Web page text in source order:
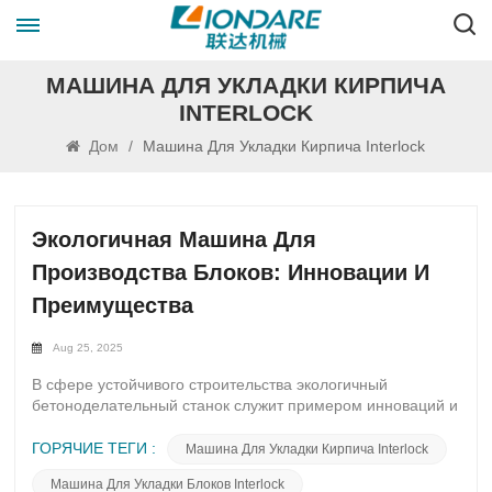
МАШИНА ДЛЯ УКЛАДКИ КИРПИЧА
INTERLOCK
Дом / Машина Для Укладки Кирпича Interlock
Экологичная Машина Для
Производства Блоков: Инновации И
Преимущества
Aug 25, 2025
В сфере устойчивого строительства экологичный
бетоноделательный станок служит примером инноваций и
минимизирует воздействие на окружающую среду, но и
ГОРЯЧИЕ ТЕГИ : Машина Для Укладки Кирпича Interlock
Машина Для Укладки Блоков Interlock